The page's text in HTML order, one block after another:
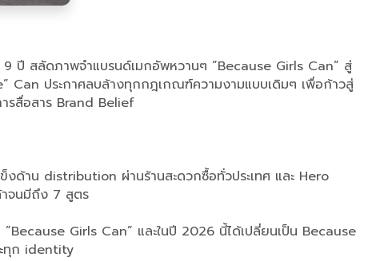
ปี สลัดภาพจำแบรนด์เมกอัพหวานๆ ”Because Girls Can” สู่
Can ประกาศลบล้างทุกกฎเกณฑ์ความงามแบบเดิมๆ เพื่อก้าวสู่
รสื่อสาร Brand Belief
ด้าน distribution ผ่านร้านสะดวกซื้อทั่วประเทศ และ Hero
จนมีถึง 7 สูตร
Girls Can” และในปี 2026 นี้ได้เปลี่ยนเป็น Because
ทุก identity